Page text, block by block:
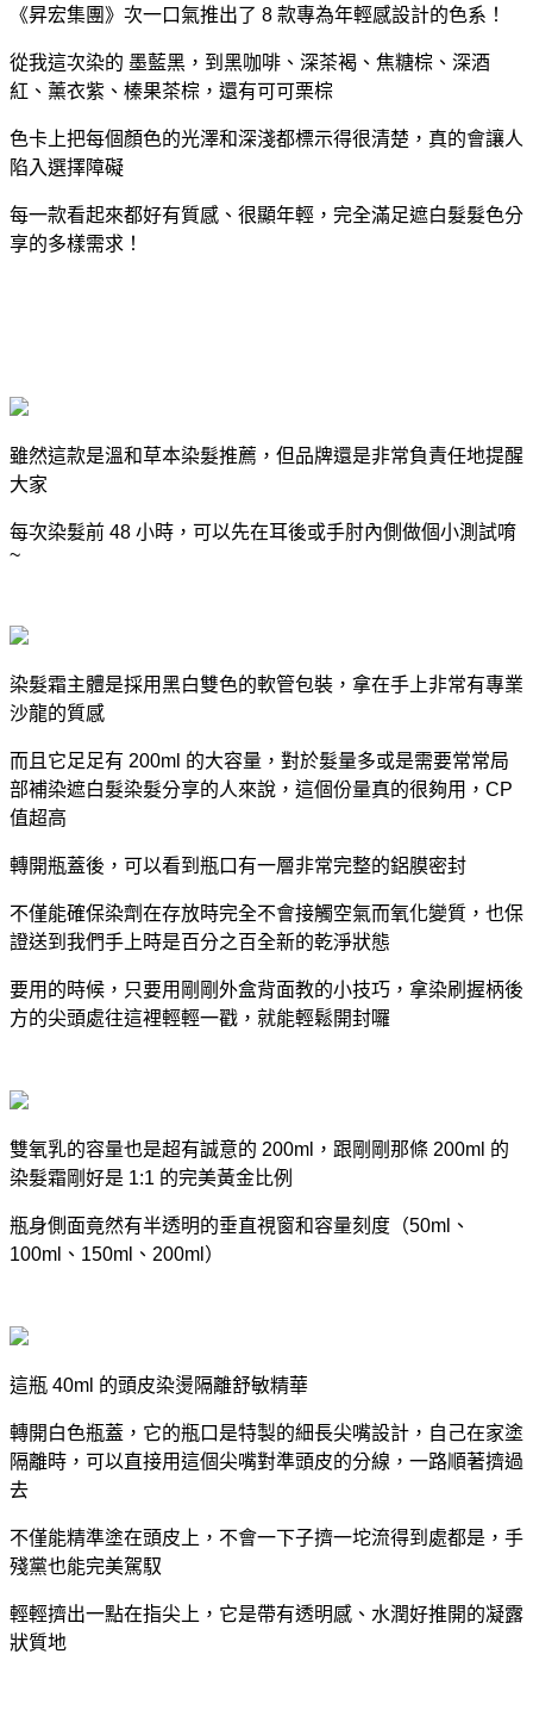
《昇宏集團》次一口氣推出了 8 款專為年輕感設計的色系！
從我這次染的 墨藍黑 ，到黑咖啡、深茶褐、焦糖棕、深酒
紅、薰衣紫、榛果茶棕，還有可可栗棕
色卡上把每個顏色的光澤和深淺都標示得很清楚，真的會讓人
陷入選擇障礙
每一款看起來都好有質感、很顯年輕，完全滿足遮白髮髮色分
享的多樣需求！
雖然這款是溫和草本染髮推薦 ，但品牌還是非常負責任地提醒
大家
每次染髮前 48 小時，可以先在耳後或手肘內側做個小測試唷
~
染髮霜主體是採用黑白雙色的軟管包裝，拿在手上非常有專業
沙龍的質感
而且它足足有 200ml 的大容量，對於髮量多或是需要常常局
部補染遮白髮染髮分享的人來說，這個份量真的很夠用，CP
值超高
轉開瓶蓋後，可以看到瓶口有一層非常完整的鋁膜密封
不僅能確保染劑在存放時完全不會接觸空氣而氧化變質，也保
證送到我們手上時是百分之百全新的乾淨狀態
要用的時候，只要用剛剛外盒背面教的小技巧，拿染刷握柄後
方的尖頭處往這裡輕輕一戳，就能輕鬆開封囉
雙氧乳的容量也是超有誠意的 200ml，跟剛剛那條 200ml 的
染髮霜剛好是 1:1 的完美黃金比例
瓶身側面竟然有半透明的垂直視窗和容量刻度（50ml、
100ml、150ml、200ml）
這瓶 40ml 的頭皮染燙隔離舒敏精華
轉開白色瓶蓋，它的瓶口是特製的細長尖嘴設計 ，自己在家塗
隔離時，可以直接用這個尖嘴對準頭皮的分線，一路順著擠過
去
不僅能精準塗在頭皮上，不會一下子擠一坨流得到處都是，手
殘黨也能完美駕馭
輕輕擠出一點在指尖上，它是帶有透明感、水潤好推開的凝露
狀質地